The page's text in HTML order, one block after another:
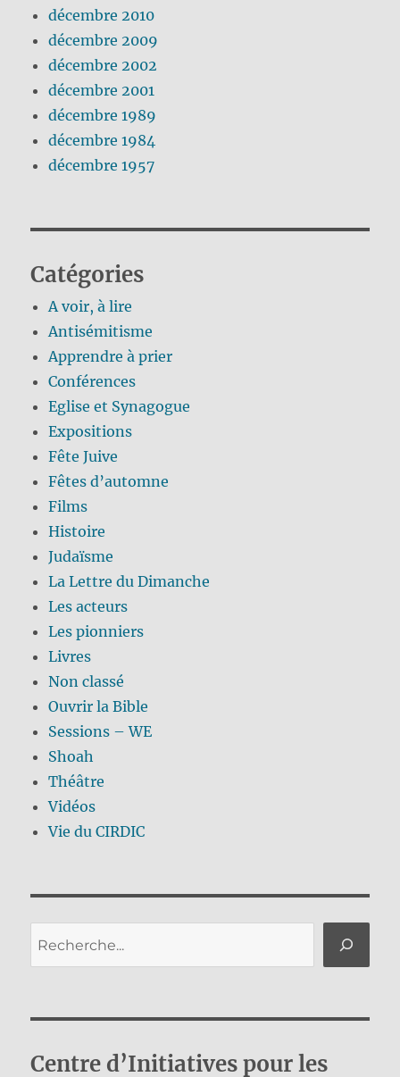
décembre 2010
décembre 2009
décembre 2002
décembre 2001
décembre 1989
décembre 1984
décembre 1957
Catégories
A voir, à lire
Antisémitisme
Apprendre à prier
Conférences
Eglise et Synagogue
Expositions
Fête Juive
Fêtes d’automne
Films
Histoire
Judaïsme
La Lettre du Dimanche
Les acteurs
Les pionniers
Livres
Non classé
Ouvrir la Bible
Sessions – WE
Shoah
Théâtre
Vidéos
Vie du CIRDIC
Centre d’Initiatives pour les